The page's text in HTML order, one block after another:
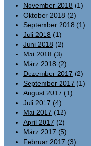
November 2018 (1)
Oktober 2018 (2)
September 2018 (1)
Juli 2018 (1)
Juni 2018 (2)
Mai 2018 (3)
März 2018 (2)
Dezember 2017 (2)
September 2017 (1)
August 2017 (1)
Juli 2017 (4)
Mai 2017 (12)
April 2017 (2)
März 2017 (5)
Februar 2017 (3)